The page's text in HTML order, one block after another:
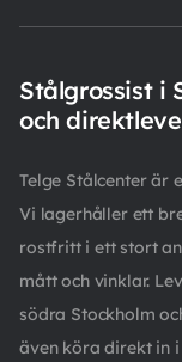
Stålgrossist i
och
Telge Stålcenter är
Vi lagerhåller ett
rostfritt i ett stort
mått och vinklar.
södra Stockholm
även köra direkt in